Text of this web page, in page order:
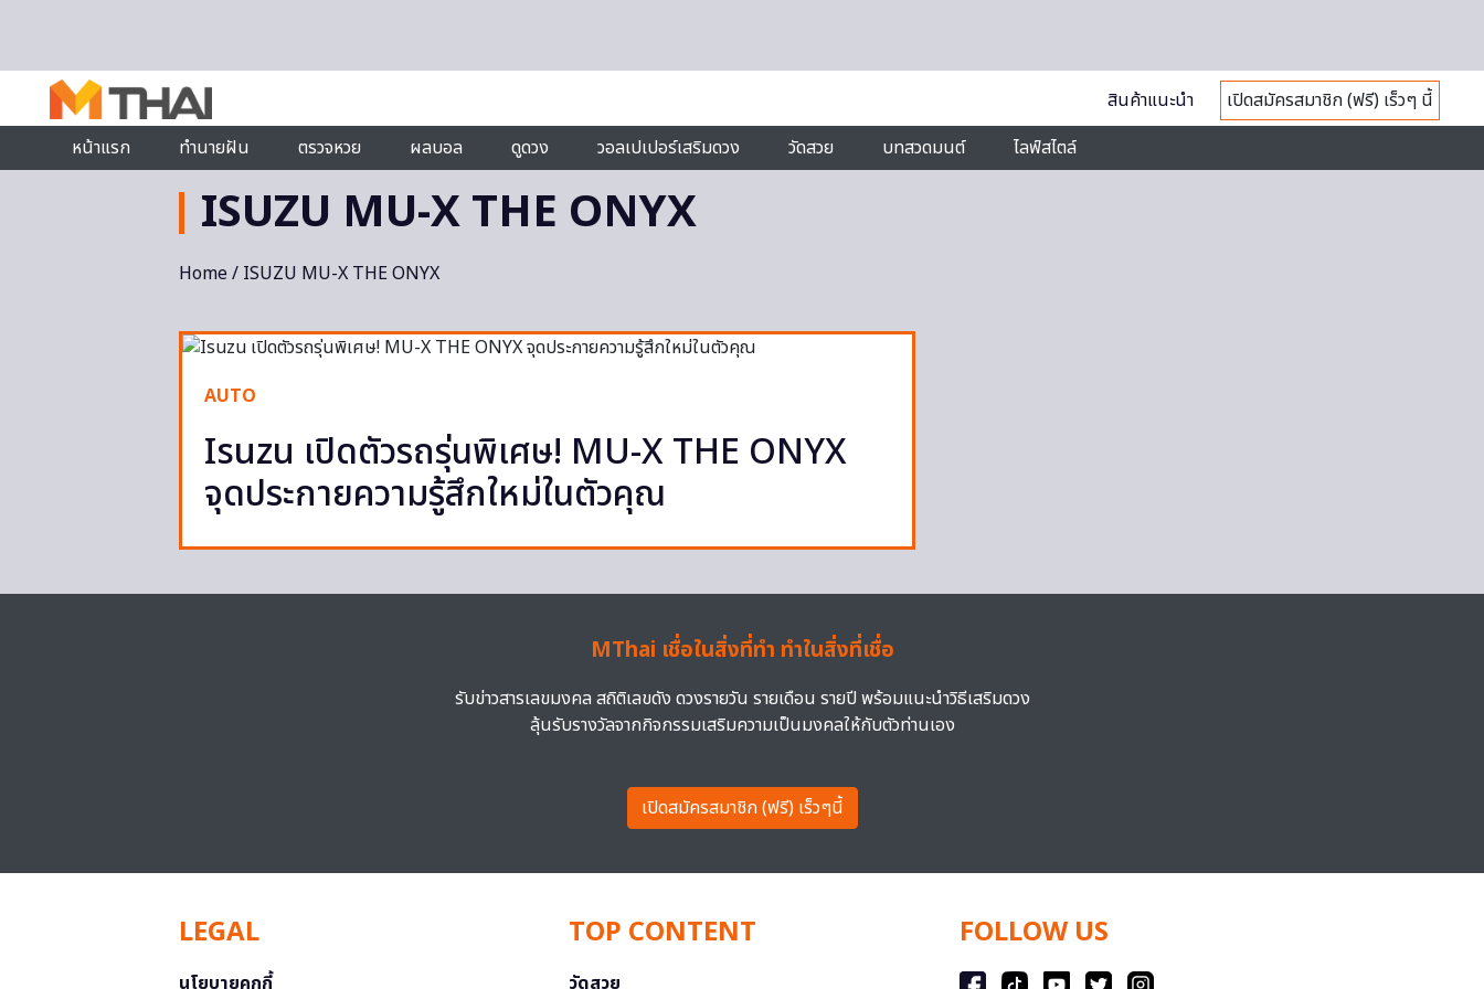
สินค้าแนะนำ
เปิดสมัครสมาชิก (ฟรี) เร็วๆ นี้
หน้าแรก
ทำนายฝัน ตรวจหวย ผลบอล ดูดวง วอลเปเปอร์เสริมดวง วัดสวย บทสวดมนต์ ไลฟ์สไตล์
ISUZU MU-X THE ONYX
Home/ ISUZU MU-X THE ONYX
AUTO
Isuzu เปิดตัวรถรุ่นพิเศษ! MU-X THE ONYX
จุดประกายความรู้สึกใหม่ในตัวคุณ
MThai เชื่อในสิ่งที่ทำ ทำในสิ่งที่เชื่อ
รับข่าวสารเลขมงคล สถิติเลขดัง ดวงรายวัน รายเดือน รายปี พร้อมแนะนำวิธีเสริมดวง
ลุ้นรับรางวัลจากกิจกรรมเสริมความเป็นมงคลให้กับตัวท่านเอง
เปิดสมัครสมาชิก (ฟรี) เร็วๆนี้
LEGAL
นโยบายคุกกี้
TOP CONTENT
วัดสวย
FOLLOW US